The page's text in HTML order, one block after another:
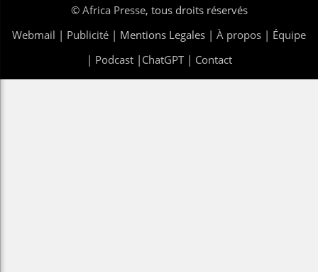
© Africa Presse, tous droits réservés
Webmail | Publicité | Mentions Legales | À propos | Équipe
| Podcast| ChatGPT| Contact